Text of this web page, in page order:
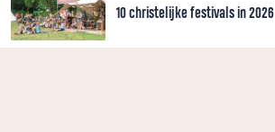
10 christelijke festivals in 2026